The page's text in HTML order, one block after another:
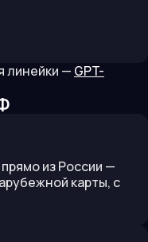
линейки — GPT-
из России —
карты, с